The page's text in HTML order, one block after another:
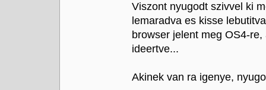
Viszont nyugodt szivvel ki
lemaradva es kisse
browser jelent meg OS4-
ideertve...
Akinek van ra igenye,